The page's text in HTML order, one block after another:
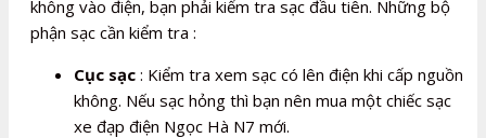
không vào điện, bạn phải kiểm tra sạc đầu tiên. Những bộ
phận sạc cần kiểm tra :
Cục sạc : Kiểm tra xem sạc có lên điện khi cấp nguồn
không. Nếu sạc hỏng thì bạn nên mua một chiếc sạc
xe đạp điện Ngọc Hà N7 mới.